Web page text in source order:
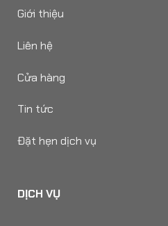
Giới thiệu
Liên hệ
Cửa hàng
Tin tức
Đặt hẹn dịch vụ
DỊCH VỤ